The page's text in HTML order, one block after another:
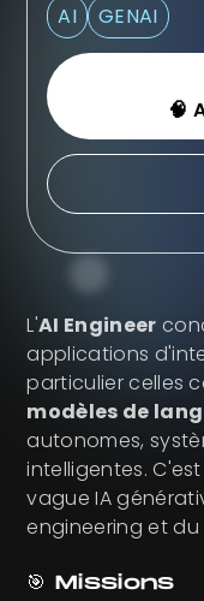
L'AI Engineer
applications
particulier celles
modèles de
autonomes,
intelligentes.
vague IA
engineering et
🎯 Missions
AI GENAI
🧠